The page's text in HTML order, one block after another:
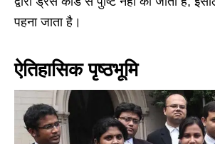
पहना जाता है।
ऐतिहासिक पृष्ठभूमि